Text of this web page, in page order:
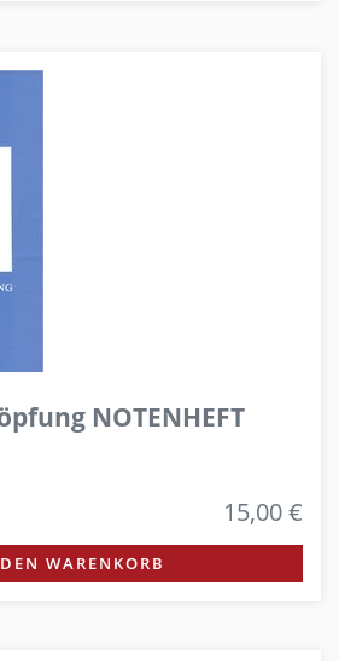
NOTENHEFT
15,00 €
WARENKORB